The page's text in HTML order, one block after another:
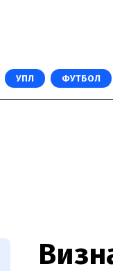
УПЛ ФУТБОЛ